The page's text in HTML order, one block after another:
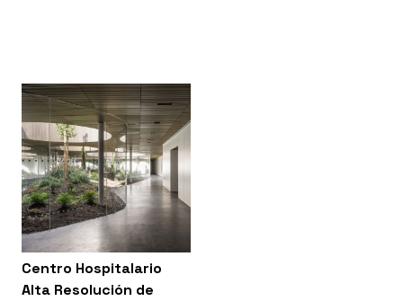
Centro Hospitalario
Alta Resolución de